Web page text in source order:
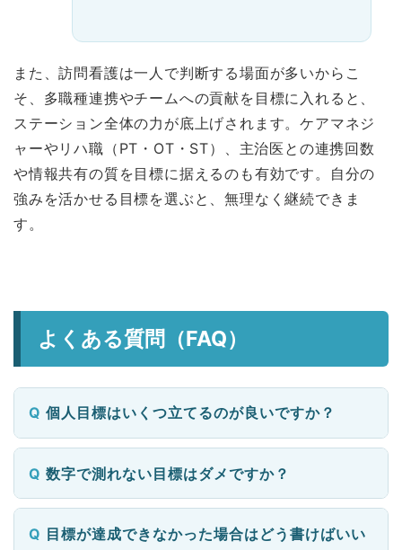
また、訪問看護は一人で判断する場面が多いからこ
そ、多職種連携やチームへの貢献を目標に入れると、
ステーション全体の力が底上げされます。ケアマネジ
ャーやリハ職（PT・OT・ST）、主治医との連携回数
や情報共有の質を目標に据えるのも有効です。自分の
強みを活かせる目標を選ぶと、無理なく継続できま
す。
よくある質問（FAQ）
個人目標はいくつ立てるのが良いですか？
数字で測れない目標はダメですか？
目標が達成できなかった場合はどう書けばいい